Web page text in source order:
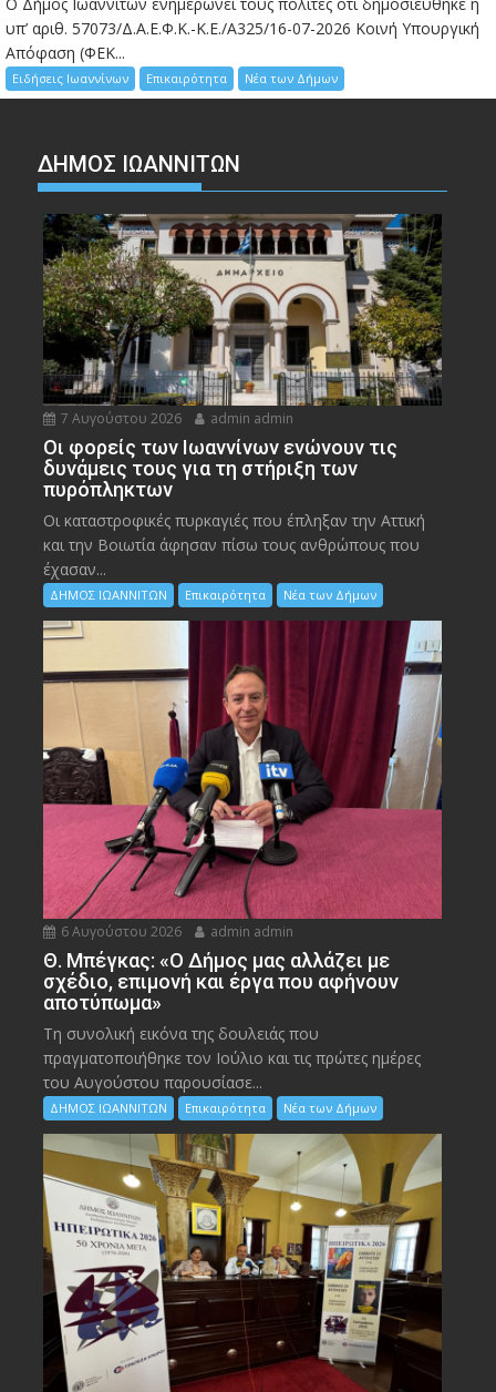
υπ’ αριθ. 57073/Δ.Α.Ε.Φ.Κ.-Κ.Ε./Α325/16-07-2026 Κοινή Υπουργική
Απόφαση (ΦΕΚ...
Ειδήσεις Ιωαννίνων Επικαιρότητα Νέα των Δήμων
ΔΗΜΟΣ ΙΩΑΝΝΙΤΩΝ
7 Αυγούστου 2026 admin admin
Οι φορείς των Ιωαννίνων ενώνουν τις
δυνάμεις τους για τη στήριξη των
πυρόπληκτων
Οι καταστροφικές πυρκαγιές που έπληξαν την Αττική
και την Bοιωτία άφησαν πίσω τους ανθρώπους που
έχασαν...
ΔΗΜΟΣ ΙΩΑΝΝΙΤΩΝ Επικαιρότητα Νέα των Δήμων
6 Αυγούστου 2026 admin admin
Θ. Μπέγκας: «Ο Δήμος μας αλλάζει με
σχέδιο, επιμονή και έργα που αφήνουν
αποτύπωμα»
Τη συνολική εικόνα της δουλειάς που
πραγματοποιήθηκε τον Ιούλιο και τις πρώτες ημέρες
του Αυγούστου παρουσίασε...
ΔΗΜΟΣ ΙΩΑΝΝΙΤΩΝ Επικαιρότητα Νέα των Δήμων